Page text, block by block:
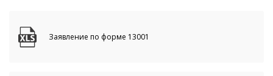
Заявление по форме 13001